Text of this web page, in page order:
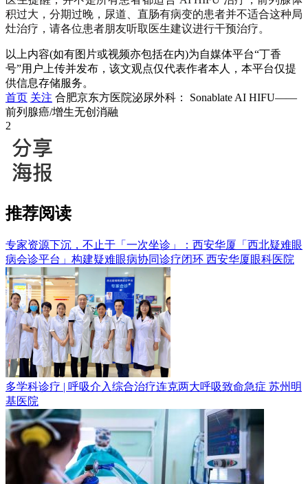
积过大，分期过晚，尿道、直肠有病变的患者并不适合这种局
灶治疗，请各位患者朋友听取医生建议进行干预治疗。
以上内容(如有图片或视频亦包括在内)为自媒体平台“丁香
号”用户上传并发布，该文观点仅代表作者本人，本平台仅提
供信息存储服务。
首页 关注 合肥京东方医院泌尿外科： Sonablate AI HIFU——
前列腺癌/增生无创消融
2
推荐阅读
专家资源下沉，不止于「一次坐诊」：西安华厦「西北疑难眼
病会诊平台」构建疑难眼病协同诊疗闭环 西安华厦眼科医院
多学科诊疗 | 呼吸介入综合治疗连克两大呼吸致命急症 苏州明
基医院